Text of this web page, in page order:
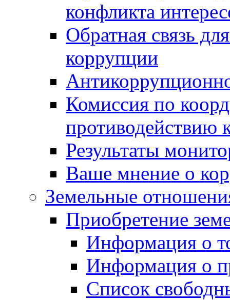
конфликта
Обратная связь
коррупции
Комиссия по
противодействию
Результаты
Ваше мнение о
Земельные
Приобретение
Информация о
Информация о
Список